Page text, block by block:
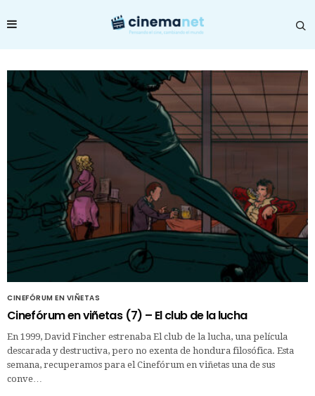
CINEFÓRUM EN VIÑETAS
Cinefórum en viñetas (7) – El club de la lucha
En 1999, David Fincher estrenaba El club de la lucha, una película
descarada y destructiva, pero no exenta de hondura filosófica. Esta
semana, recuperamos para el Cinefórum en viñetas una de sus
conve…